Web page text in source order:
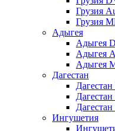
Грузия
Грузия
Адыгея
Адыгея
Адыгея
Адыгея
Дагестан
Ингушетия